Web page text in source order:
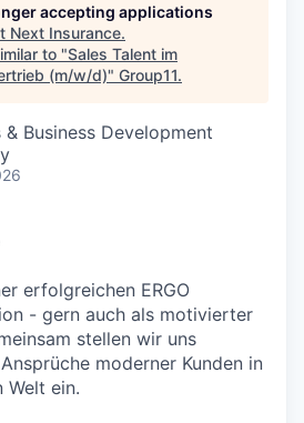
accepting applications
Next Insurance.
to "Sales Talent im
(m/w/d)" Group11.
& Business Development
erfolgreichen ERGO
- gern auch als motivierter
stellen wir uns
moderner Kunden in
Welt ein.